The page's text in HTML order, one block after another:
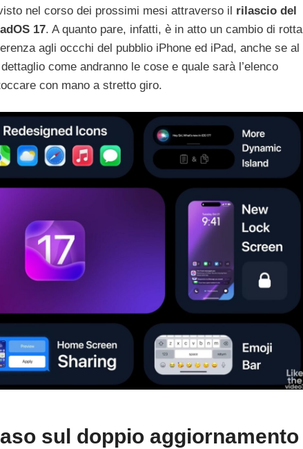
nel corso dei prossimi mesi attraverso il rilascio del
17. A quanto pare, infatti, è in atto un cambio di rotta
agli occchi del pubblio iPhone ed iPad, anche se al
come andranno le cose e quale sarà l’elenco
con mano a stretto giro.
sul doppio aggiornamento